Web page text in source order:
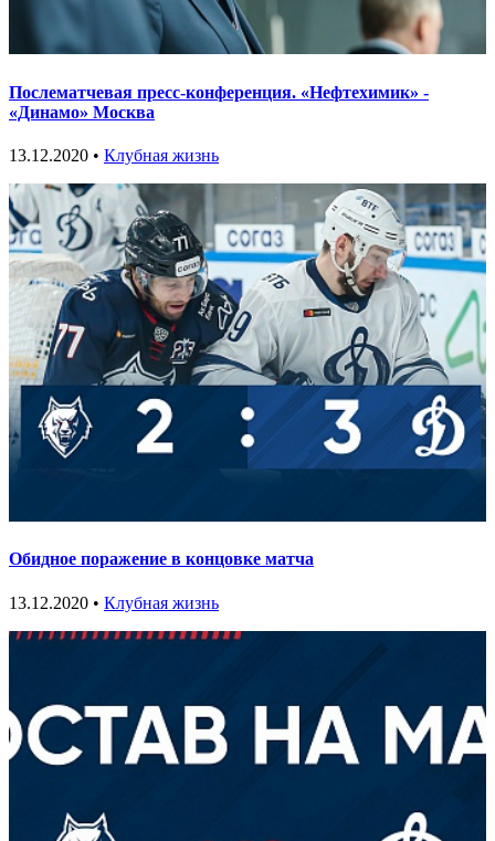
Послематчевая пресс-конференция. «Нефтехимик» -
«Динамо» Москва
13.12.2020 • Клубная жизнь
Обидное поражение в концовке матча
13.12.2020 • Клубная жизнь